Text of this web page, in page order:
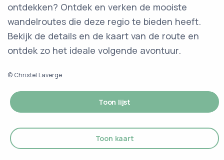
ontdekken? Ontdek en verken de mooiste
wandelroutes die deze regio te bieden heeft.
Bekijk de details en de kaart van de route en
ontdek zo het ideale volgende avontuur.
© Christel Laverge
Toon lijst
Toon kaart